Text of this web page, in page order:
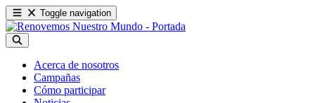
Toggle navigation
Acerca de nosotros
Campañas
Cómo participar